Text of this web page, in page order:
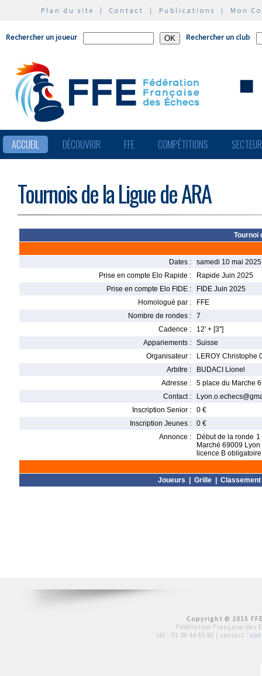
Plan du site | Contact | Publications | Mon
Rechercher un joueur Rechercher un club
ACCUEIL DÉCOUVRIR FFE COMPÉTITIONS
Tournois de la Ligue de ARA
Tournoi
Dates :
samedi 10 mai
Prise en compte Elo Rapide :
Rapide Juin 2025
Prise en compte Elo FIDE :
FIDE Juin 2025
Homologué par :
FFE
Nombre de rondes :
7
Cadence :
12' + [3'']
Appariements :
Suisse
Organisateur :
LEROY Christophe
Arbitre :
BUDACI Lionel
Adresse :
5 place du Marche
Contact :
Inscription Senior :
0 €
Inscription Jeunes :
0 €
Annonce :
Début de la ronde
Marché 69009
licence B
Joueurs Grille Classement
Copyright © 2015
Fédération Française des
tél : 01 39 44 65 80 | contact :